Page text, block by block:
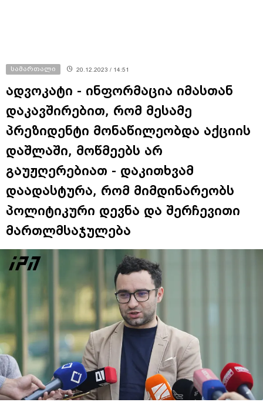
სამართალი 20.12.2023 / 14:51
ადვოკატი - ინფორმაცია იმასთან
დაკავშირებით, რომ მესამე
პრეზიდენტი მონაწილეობდა აქციის
დაშლაში, მოწმეებს არ
გაუჟღერებიათ - დაკითხვამ
დაადასტურა, რომ მიმდინარეობს
პოლიტიკური დევნა და შერჩევითი
მართლმსაჯულება